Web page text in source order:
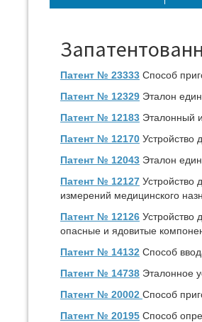
Патент № 23333 Способ
Патент № 12329 Эталон
Патент № 12183 Эталонный
Патент № 12170 Устройство
Патент № 12043 Эталон
Патент № 12127 Устройство
измерений медицинского
Патент № 12126 Устройство
опасные и ядовитые
Патент № 14132 Способ
Патент № 14738 Эталонное
Патент № 20002 Способ
Патент № 20195 Способ